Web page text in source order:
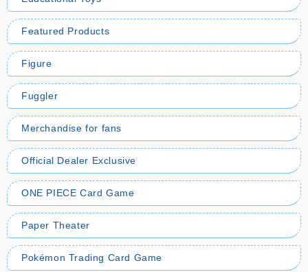
Featured Products
Figure
Fuggler
Merchandise for fans
Official Dealer Exclusive
ONE PIECE Card Game
Paper Theater
Pokémon Trading Card Game